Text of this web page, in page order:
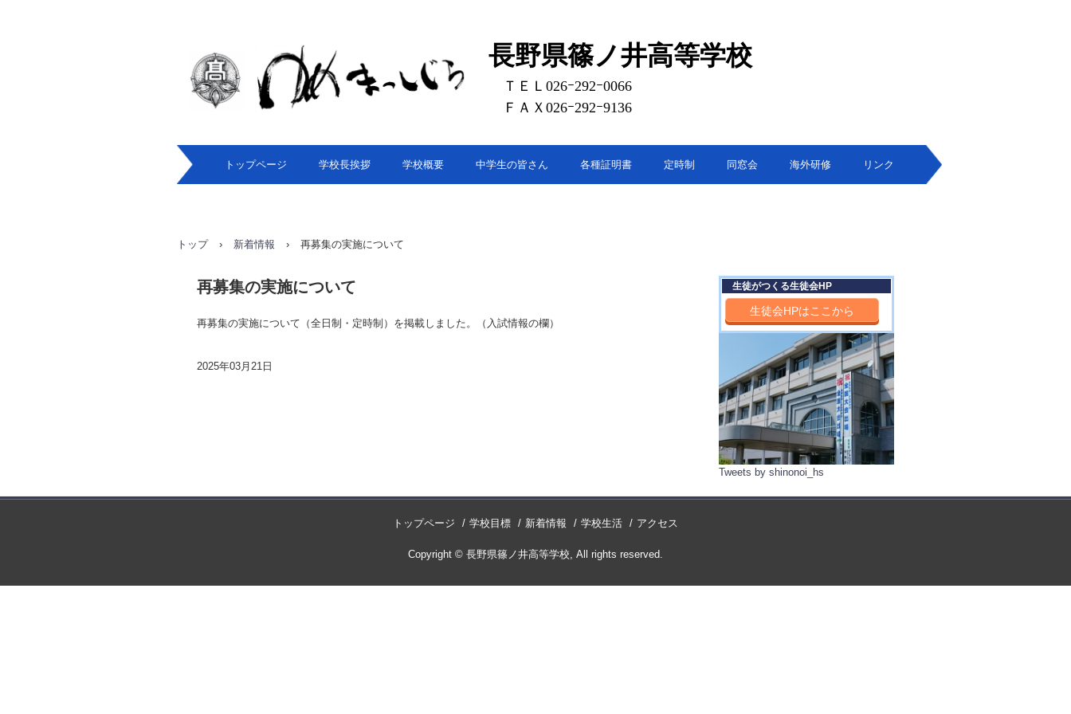
長野県篠ノ井高等学校
ＴＥＬ026ｰ292ｰ0066
ＦＡＸ026ｰ292ｰ9136
トップページ 学校長挨拶 学校概要 中学生の皆さん 各種証明書 定時制 同窓会 海外研修 リンク
トップ › 新着情報 › 再募集の実施について
再募集の実施について
再募集の実施について（全日制・定時制）を掲載しました。（入試情報の欄）
2025年03月21日
生徒がつくる生徒会HP
生徒会HPはここから
Tweets by shinonoi_hs
トップページ 学校目標 新着情報 学校生活 アクセス
Copyright © 長野県篠ノ井高等学校, All rights reserved.